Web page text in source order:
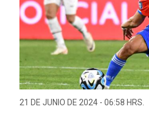
21 DE JUNIO DE 2024 - 06:58 HRS.